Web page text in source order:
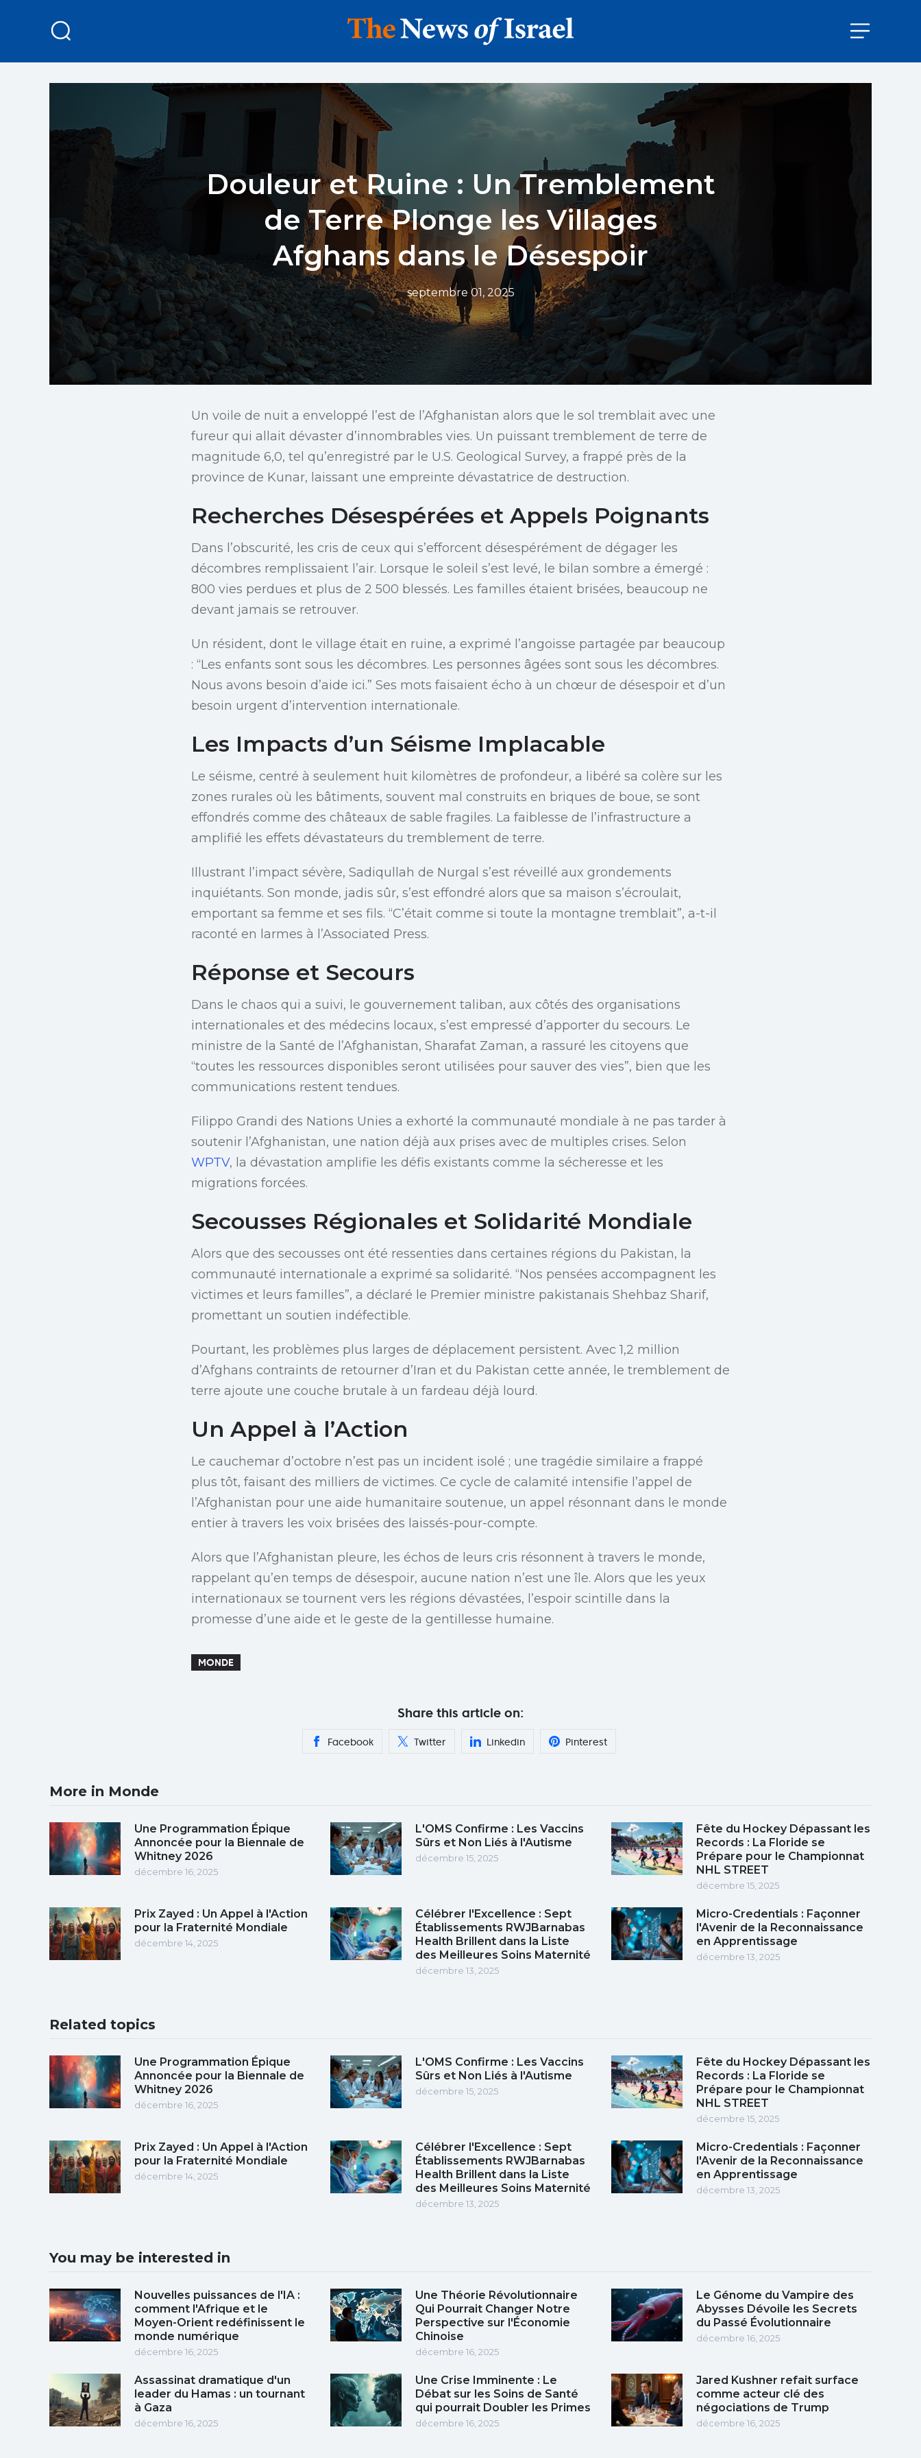
Douleur et Ruine : Un Tremblement
de Terre Plonge les Villages
Afghans dans le Désespoir
septembre 01, 2025
Un voile de nuit a enveloppé l’est de l’Afghanistan alors que le sol tremblait avec une
fureur qui allait dévaster d’innombrables vies. Un puissant tremblement de terre de
magnitude 6,0, tel qu’enregistré par le U.S. Geological Survey, a frappé près de la
province de Kunar, laissant une empreinte dévastatrice de destruction.
Recherches Désespérées et Appels Poignants
Dans l’obscurité, les cris de ceux qui s’efforcent désespérément de dégager les
décombres remplissaient l’air. Lorsque le soleil s’est levé, le bilan sombre a émergé :
800 vies perdues et plus de 2 500 blessés. Les familles étaient brisées, beaucoup ne
devant jamais se retrouver.
Un résident, dont le village était en ruine, a exprimé l’angoisse partagée par beaucoup
: “Les enfants sont sous les décombres. Les personnes âgées sont sous les décombres.
Nous avons besoin d’aide ici.” Ses mots faisaient écho à un chœur de désespoir et d’un
besoin urgent d’intervention internationale.
Les Impacts d’un Séisme Implacable
Le séisme, centré à seulement huit kilomètres de profondeur, a libéré sa colère sur les
zones rurales où les bâtiments, souvent mal construits en briques de boue, se sont
effondrés comme des châteaux de sable fragiles. La faiblesse de l’infrastructure a
amplifié les effets dévastateurs du tremblement de terre.
Illustrant l’impact sévère, Sadiqullah de Nurgal s’est réveillé aux grondements
inquiétants. Son monde, jadis sûr, s’est effondré alors que sa maison s’écroulait,
emportant sa femme et ses fils. “C’était comme si toute la montagne tremblait”, a-t-il
raconté en larmes à l’Associated Press.
Réponse et Secours
Dans le chaos qui a suivi, le gouvernement taliban, aux côtés des organisations
internationales et des médecins locaux, s’est empressé d’apporter du secours. Le
ministre de la Santé de l’Afghanistan, Sharafat Zaman, a rassuré les citoyens que
“toutes les ressources disponibles seront utilisées pour sauver des vies”, bien que les
communications restent tendues.
Filippo Grandi des Nations Unies a exhorté la communauté mondiale à ne pas tarder à
soutenir l’Afghanistan, une nation déjà aux prises avec de multiples crises. Selon
WPTV, la dévastation amplifie les défis existants comme la sécheresse et les
migrations forcées.
Secousses Régionales et Solidarité Mondiale
Alors que des secousses ont été ressenties dans certaines régions du Pakistan, la
communauté internationale a exprimé sa solidarité. “Nos pensées accompagnent les
victimes et leurs familles”, a déclaré le Premier ministre pakistanais Shehbaz Sharif,
promettant un soutien indéfectible.
Pourtant, les problèmes plus larges de déplacement persistent. Avec 1,2 million
d’Afghans contraints de retourner d’Iran et du Pakistan cette année, le tremblement de
terre ajoute une couche brutale à un fardeau déjà lourd.
Un Appel à l’Action
Le cauchemar d’octobre n’est pas un incident isolé ; une tragédie similaire a frappé
plus tôt, faisant des milliers de victimes. Ce cycle de calamité intensifie l’appel de
l’Afghanistan pour une aide humanitaire soutenue, un appel résonnant dans le monde
entier à travers les voix brisées des laissés-pour-compte.
Alors que l’Afghanistan pleure, les échos de leurs cris résonnent à travers le monde,
rappelant qu’en temps de désespoir, aucune nation n’est une île. Alors que les yeux
internationaux se tournent vers les régions dévastées, l’espoir scintille dans la
promesse d’une aide et le geste de la gentillesse humaine.
MONDE
Share this article on:
Facebook Twitter Linkedin Pinterest
More in Monde
Une Programmation Épique
Annoncée pour la Biennale de
Whitney 2026
décembre 16, 2025
L'OMS Confirme : Les Vaccins
Sûrs et Non Liés à l'Autisme
décembre 15, 2025
Fête du Hockey Dépassant les
Records : La Floride se
Prépare pour le Championnat
NHL STREET
décembre 15, 2025
Prix Zayed : Un Appel à l'Action
pour la Fraternité Mondiale
décembre 14, 2025
Célébrer l'Excellence : Sept
Établissements RWJBarnabas
Health Brillent dans la Liste
des Meilleures Soins Maternité
décembre 13, 2025
Micro-Credentials : Façonner
l'Avenir de la Reconnaissance
en Apprentissage
décembre 13, 2025
Related topics
Une Programmation Épique
Annoncée pour la Biennale de
Whitney 2026
décembre 16, 2025
L'OMS Confirme : Les Vaccins
Sûrs et Non Liés à l'Autisme
décembre 15, 2025
Fête du Hockey Dépassant les
Records : La Floride se
Prépare pour le Championnat
NHL STREET
décembre 15, 2025
Prix Zayed : Un Appel à l'Action
pour la Fraternité Mondiale
décembre 14, 2025
Célébrer l'Excellence : Sept
Établissements RWJBarnabas
Health Brillent dans la Liste
des Meilleures Soins Maternité
décembre 13, 2025
Micro-Credentials : Façonner
l'Avenir de la Reconnaissance
en Apprentissage
décembre 13, 2025
You may be interested in
Nouvelles puissances de l'IA :
comment l'Afrique et le
Moyen-Orient redéfinissent le
monde numérique
décembre 16, 2025
Une Théorie Révolutionnaire
Qui Pourrait Changer Notre
Perspective sur l'Économie
Chinoise
décembre 16, 2025
Le Génome du Vampire des
Abysses Dévoile les Secrets
du Passé Évolutionnaire
décembre 16, 2025
Assassinat dramatique d'un
leader du Hamas : un tournant
à Gaza
décembre 16, 2025
Une Crise Imminente : Le
Débat sur les Soins de Santé
qui pourrait Doubler les Primes
décembre 16, 2025
Jared Kushner refait surface
comme acteur clé des
négociations de Trump
décembre 16, 2025